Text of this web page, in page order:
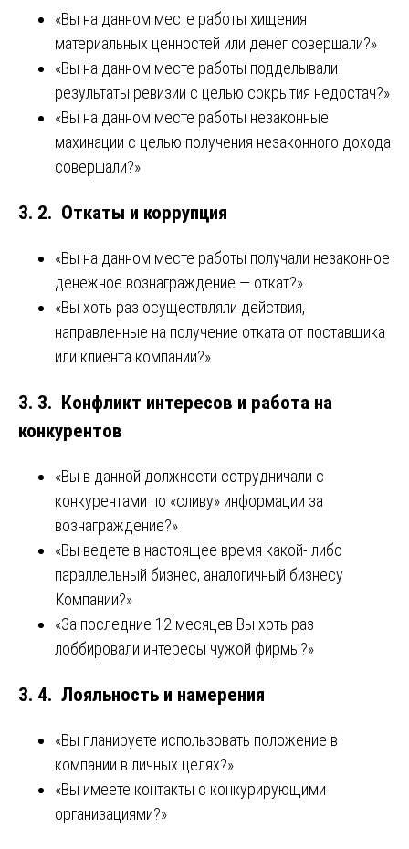
«Вы на данном месте работы хищения
материальных ценностей или денег совершали?»
«Вы на данном месте работы подделывали
результаты ревизии с целью сокрытия недостач?»
«Вы на данном месте работы незаконные
махинации с целью получения незаконного дохода
совершали?»
3. 2. Откаты и коррупция
«Вы на данном месте работы получали незаконное
денежное вознаграждение — откат?»
«Вы хоть раз осуществляли действия,
направленные на получение отката от поставщика
или клиента компании?»
3. 3. Конфликт интересов и работа на
конкурентов
«Вы в данной должности сотрудничали с
конкурентами по «сливу» информации за
вознаграждение?»
«Вы ведете в настоящее время какой- либо
параллельный бизнес, аналогичный бизнесу
Компании?»
«За последние 12 месяцев Вы хоть раз
лоббировали интересы чужой фирмы?»
3. 4. Лояльность и намерения
«Вы планируете использовать положение в
компании в личных целях?»
«Вы имеете контакты с конкурирующими
организациями?»